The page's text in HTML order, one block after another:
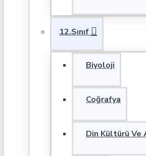
12.Sınıf
Biyoloji
Coğrafya
Din Kültürü Ve